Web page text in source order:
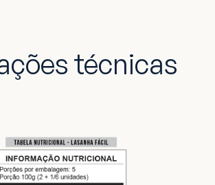
técnicas